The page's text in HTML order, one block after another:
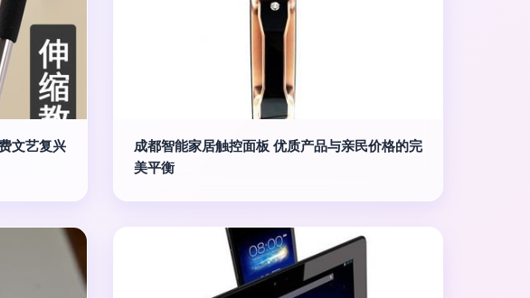
文艺复兴
成都智能家居触控面板 优质产品与亲民价格的完
美平衡